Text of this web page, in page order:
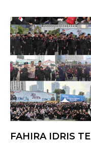
FAHIRA IDRIS